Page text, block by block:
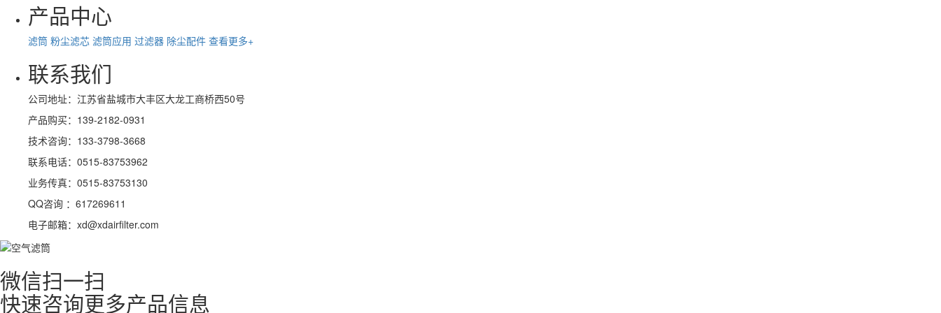
产品中心
滤筒 粉尘滤芯 滤筒应用 过滤器 除尘配件 查看更多+
联系我们
公司地址：江苏省盐城市大丰区大龙工商桥西50号
产品购买：139-2182-0931
技术咨询：133-3798-3668
联系电话：0515-83753962
业务传真：0515-83753130
QQ咨询 ：617269611
电子邮箱：xd@xdairfilter.com
微信扫一扫
快速咨询更多产品信息